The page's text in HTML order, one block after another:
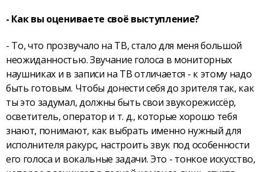
- Как вы оцениваете своё выступление?
- То, что прозвучало на ТВ, стало для меня большой
неожиданностью. Звучание голоса в мониторных
наушниках и в записи на ТВ отличается - к этому надо
быть готовым. Чтобы донести себя до зрителя так, как
ты это задумал, должны быть свои звукорежиссёр,
осветитель, оператор и т. д., которые хорошо тебя
знают, понимают, как выбрать именно нужный для
исполнителя ракурс, настроить звук под особенности
его голоса и вокальные задачи. Это - тонкое искусство,